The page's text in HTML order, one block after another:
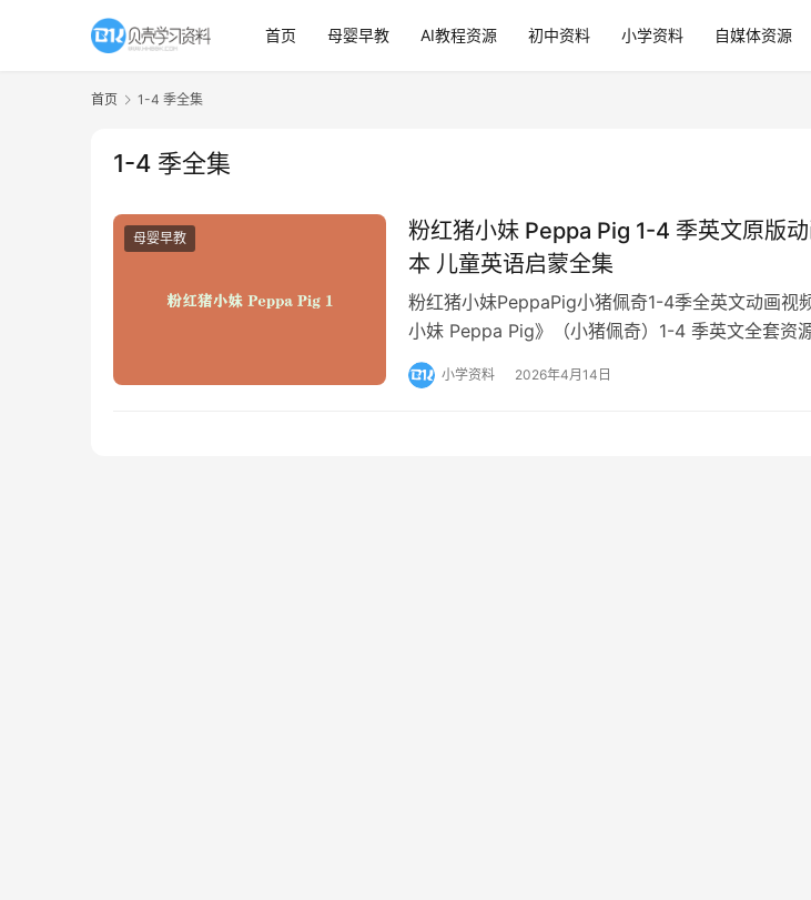
首页 母婴早教 AI教程资源 初中资料 小学资料 自媒体资源
首页 1-4 季全集
1-4 季全集
母婴早教
粉红猪小妹 Peppa Pig 1-4 季英文原版
本 儿童英语启蒙全集
粉红猪小妹PeppaPig小猪佩奇1-4季全英文动画视
小妹 Peppa Pig》（小猪佩奇）1-4 季英文全套资
童英语启蒙黄…
小学资料 2026年4月14日